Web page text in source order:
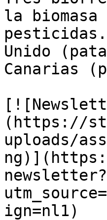
la biomasa
Unido
Canarias
(https://
uploads/
newsletter?
ign=nl1)